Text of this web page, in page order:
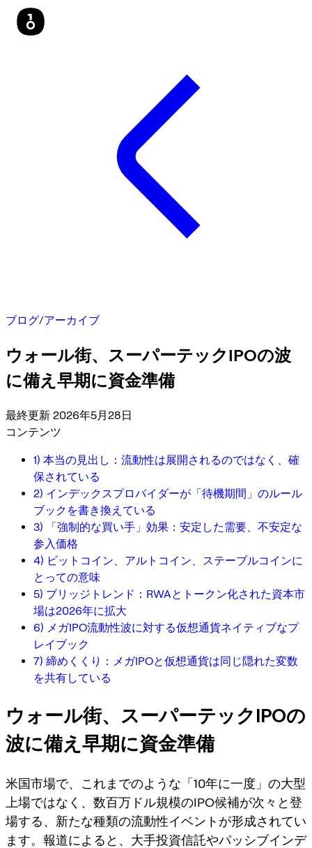
ブログ/アーカイブ
ウォール街、スーパーテックIPOの波
に備え早期に資金準備
最終更新 2026年5月28日
コンテンツ
1) 本当の見出し：流動性は展開されるのではなく、確
保されている
2) インデックスプロバイダーが「待機期間」のルール
ブックを書き換えている
3) 「強制的な買い手」効果：安定した需要、不安定な
参入価格
4) ビットコイン、アルトコイン、ステーブルコインに
とっての意味
5) ブリッジトレンド：RWAとトークン化された資本市
場は2026年に拡大
6) メガIPO流動性波に対する仮想通貨ネイティブなプ
レイブック
7) 締めくくり：メガIPOと仮想通貨は同じ隠れた変数
を共有している
ウォール街、スーパーテックIPOの
波に備え早期に資金準備
米国市場で、これまでのような「10年に一度」の大型
上場ではなく、数百万ドル規模のIPO候補が次々と登
場する、新たな種類の流動性イベントが形成されてい
ます。報道によると、大手投資信託やパッシブインデ